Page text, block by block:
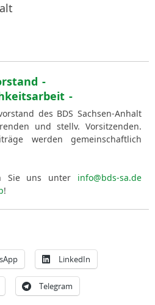
-
-
des BDS Sachsen-Anhalt
und stellv. Vorsitzenden.
werden gemeinschaftlich
Sie uns unter info@bds-sa.de
!
LinkedIn
Telegram